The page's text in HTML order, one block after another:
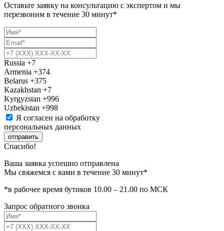
Оставьте заявку на консультацию с экспертом и мы
перезвоним в течение 30 минут*
Russia +7
Armenia +374
Belarus +375
Kazakhstan +7
Kyrgyzstan +996
Uzbekistan +998
Я согласен на обработку
персональных данных
отправить
Спасибо!
Ваша заявка успешно отправлена
Мы свяжемся с вами в течение 30 минут*
*в рабочее время бутиков 10.00 – 21.00 по МСК
Запрос обратного звонка